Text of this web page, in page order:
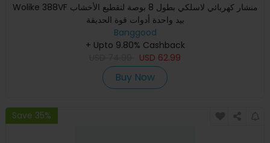
Wolike 388VF منشار كهربائي لاسلكي بطول 8 بوصة لتقطيع الأخشاب
بيد واحدة أدوات قوة الحديقة
Banggood
+ Upto 9.80% Cashback
USD 62.99
Buy Now
Save 35%